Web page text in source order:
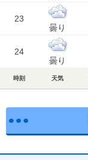
23
曇り
24
曇り
時刻 天気